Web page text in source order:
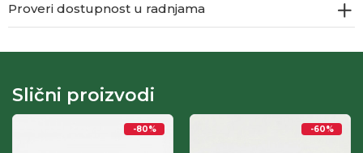
Proveri dostupnost u radnjama
Slični proizvodi
-80% -60%